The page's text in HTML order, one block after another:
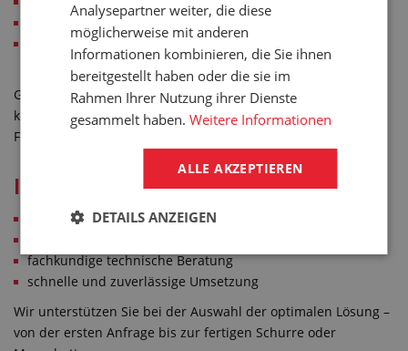
Lebensmittel- und Chemieindustrie
Maschinenbau (flexible Verbindungen zwischen
Anlagenteilen)
Gummimanschetten und Schurren ermöglichen einen
kontrollierten Materialfluss und schützen gleichzeitig das
Fördergut vor Beschädigung.
Ihre Vorteile mit GUMEX
individuelle Fertigung nach Maß
fachkundige technische Beratung
schnelle und zuverlässige Umsetzung
Wir unterstützen Sie bei der Auswahl der optimalen Lösung –
von der ersten Anfrage bis zur fertigen Schurre oder
Analysepartner weiter, die diese
möglicherweise mit anderen
Informationen kombinieren, die Sie ihnen
bereitgestellt haben oder die sie im
Rahmen Ihrer Nutzung ihrer Dienste
gesammelt haben.Weitere Informationen
ALLE AKZEPTIEREN
DETAILS ANZEIGEN